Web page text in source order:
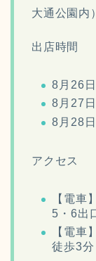
大通公園内 ）
出店時間
8月26
8月27日
8月28日
アクセス
【電車
5・6出
【電車
徒歩3分